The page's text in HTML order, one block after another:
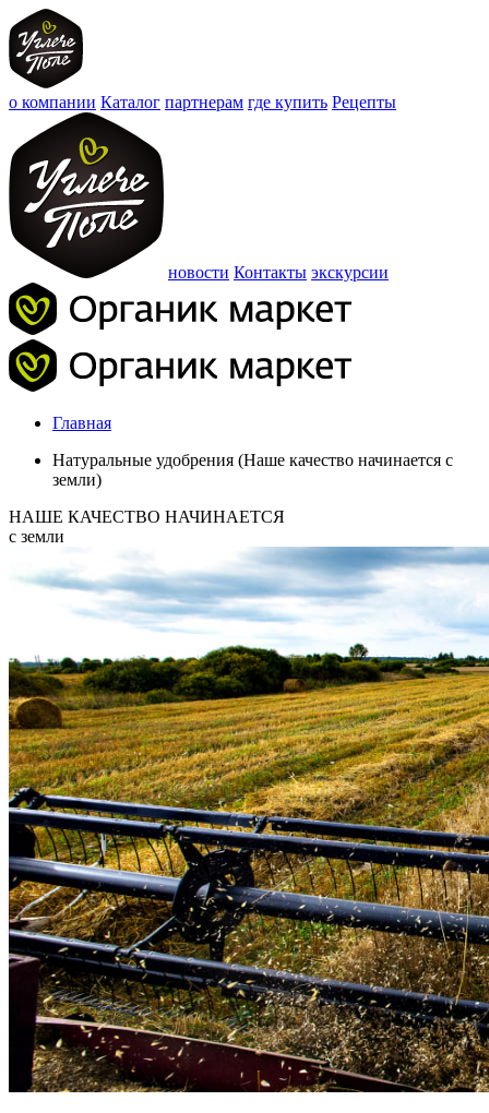
о компании Каталог партнерам где купить Рецепты
новости Контакты экскурсии
Главная
Натуральные удобрения (Наше качество начинается с
земли)
НАШЕ КАЧЕСТВО НАЧИНАЕТСЯ
с земли